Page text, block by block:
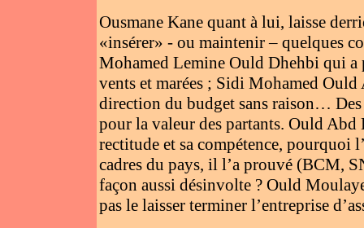
Ousmane Kane quant à lui, laisse
«insérer» - ou maintenir – quelques
Mohamed Lemine Ould Dhehbi qui a
vents et marées ; Sidi Mohamed
direction du budget sans raison…
pour la valeur des partants. Ould Abd
rectitude et sa compétence, pourquoi
cadres du pays, il l’a prouvé (BCM,
façon aussi désinvolte ? Ould
pas le laisser terminer l’entreprise